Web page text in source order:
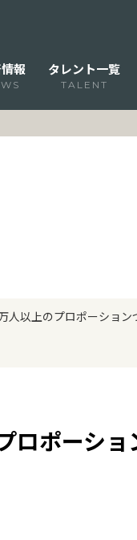
報 タレント一覧
TALENT
人以上のプロポーション
ロポーショ